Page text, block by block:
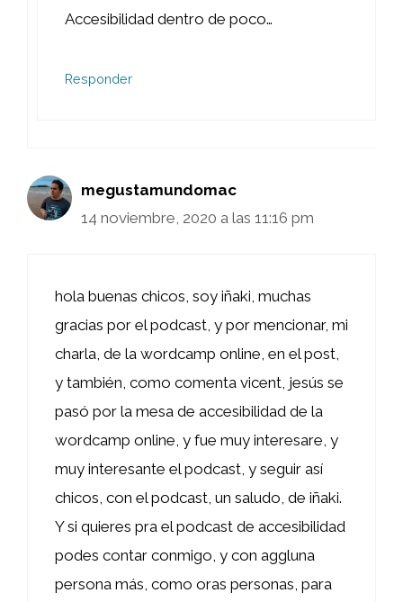
Accesibilidad dentro de poco…
Responder
megustamundomac
14 noviembre, 2020 a las 11:16 pm
hola buenas chicos, soy iñaki, muchas
gracias por el podcast, y por mencionar, mi
charla, de la wordcamp online, en el post,
y también, como comenta vicent, jesús se
pasó por la mesa de accesibilidad de la
wordcamp online, y fue muy interesare, y
muy interesante el podcast, y seguir así
chicos, con el podcast, un saludo, de iñaki.
Y si quieres pra el podcast de accesibilidad
podes contar conmigo, y con aggluna
persona más, como oras personas, para